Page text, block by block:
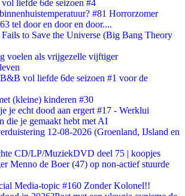
liefde 6de seizoen #4
#81 Horrorzomer
tel door en door en door....
to Save the Universe (Big Bang Theory
voelen als vrijgezelle vijftiger
vol liefde 6de seizoen #1 voor de
(kleine) kinderen #30
je echt dood aan ergert #17 - Werklui
die je gemaakt hebt met AI
12-08-2026 (Groenland, IJsland en
CD/LP/MuziekDVD deel 75 | koopjes
Menno de Boer (47) op non-actief stuurde
Media-topic #160 Zonder Kolonel!!